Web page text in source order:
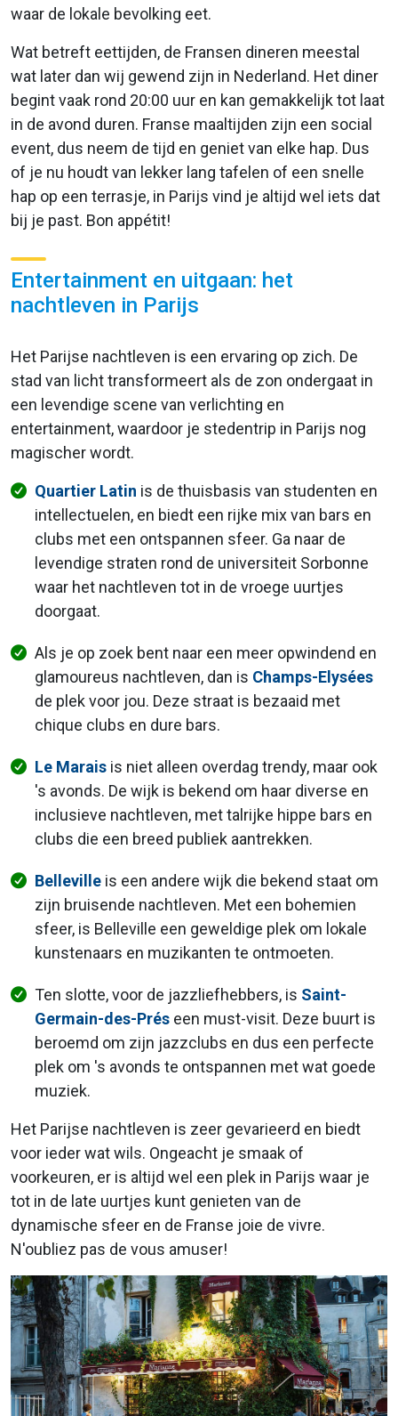
waar de lokale bevolking eet.
Wat betreft eettijden, de Fransen dineren meestal
wat later dan wij gewend zijn in Nederland. Het diner
begint vaak rond 20:00 uur en kan gemakkelijk tot laat
in de avond duren. Franse maaltijden zijn een social
event, dus neem de tijd en geniet van elke hap. Dus
of je nu houdt van lekker lang tafelen of een snelle
hap op een terrasje, in Parijs vind je altijd wel iets dat
bij je past. Bon appétit!
Entertainment en uitgaan: het
nachtleven in Parijs
Het Parijse nachtleven is een ervaring op zich. De
stad van licht transformeert als de zon ondergaat in
een levendige scene van verlichting en
entertainment, waardoor je stedentrip in Parijs nog
magischer wordt.
Quartier Latin is de thuisbasis van studenten en
intellectuelen, en biedt een rijke mix van bars en
clubs met een ontspannen sfeer. Ga naar de
levendige straten rond de universiteit Sorbonne
waar het nachtleven tot in de vroege uurtjes
doorgaat.
Als je op zoek bent naar een meer opwindend en
glamoureus nachtleven, dan is Champs-Elysées
de plek voor jou. Deze straat is bezaaid met
chique clubs en dure bars.
Le Marais is niet alleen overdag trendy, maar ook
's avonds. De wijk is bekend om haar diverse en
inclusieve nachtleven, met talrijke hippe bars en
clubs die een breed publiek aantrekken.
Belleville is een andere wijk die bekend staat om
zijn bruisende nachtleven. Met een bohemien
sfeer, is Belleville een geweldige plek om lokale
kunstenaars en muzikanten te ontmoeten.
Ten slotte, voor de jazzliefhebbers, is Saint-
Germain-des-Prés een must-visit. Deze buurt is
beroemd om zijn jazzclubs en dus een perfecte
plek om 's avonds te ontspannen met wat goede
muziek.
Het Parijse nachtleven is zeer gevarieerd en biedt
voor ieder wat wils. Ongeacht je smaak of
voorkeuren, er is altijd wel een plek in Parijs waar je
tot in de late uurtjes kunt genieten van de
dynamische sfeer en de Franse joie de vivre.
N'oubliez pas de vous amuser!